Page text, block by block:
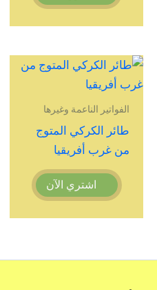
الفواتير الناعمة وغيرها
طائر الكركي المتوج
من غرب أفريقيا
اشتري الآن